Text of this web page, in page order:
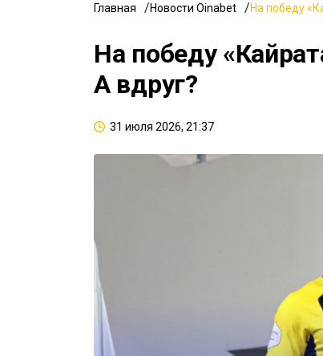
Главная Новости Oinabet На победу
На победу
А вдруг?
31 июля 2026, 21:37